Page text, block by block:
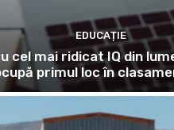
EDUCAȚIE
cel mai ridicat IQ din
primul loc în